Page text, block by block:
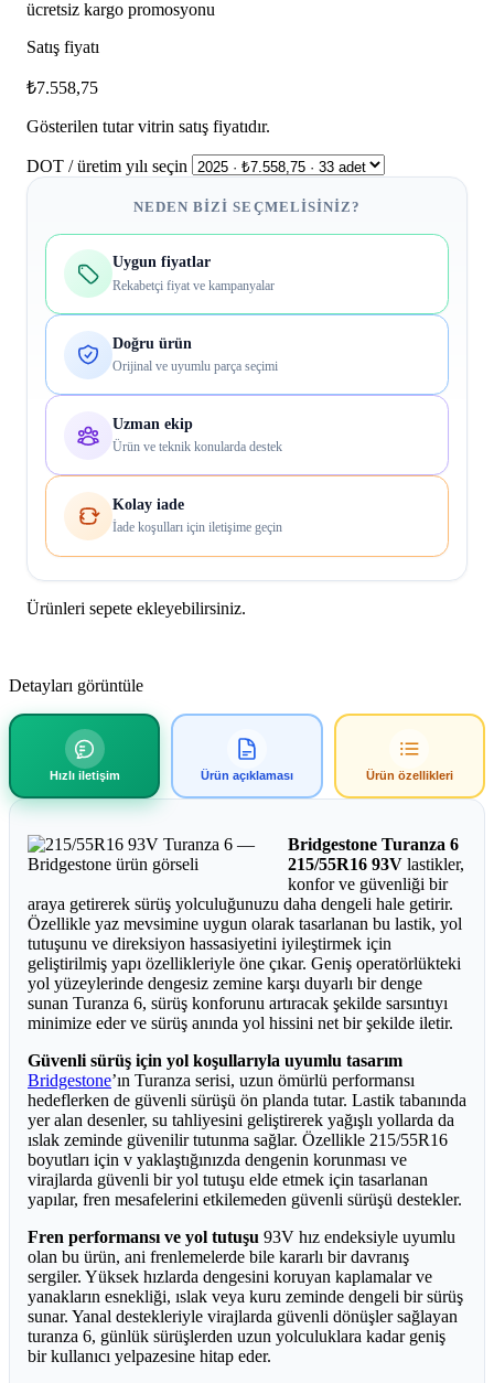
ücretsiz kargo promosyonu
Satış fiyatı
₺7.558,75
Gösterilen tutar vitrin satış fiyatıdır.
DOT / üretim yılı seçin
NEDEN BIZI SEÇMELISINIZ?
Uygun fiyatlar
Rekabetçi fiyat ve kampanyalar
Doğru ürün
Orijinal ve uyumlu parça seçimi
Uzman ekip
Ürün ve teknik konularda destek
Kolay iade
İade koşulları için iletişime geçin
Ürünleri sepete ekleyebilirsiniz.
Detayları görüntüle
Hızlı iletişim Ürün açıklaması Ürün özellikleri
Bridgestone Turanza 6
215/55R16 93V lastikler,
konfor ve güvenliği bir
araya getirerek sürüş yolculuğunuzu daha dengeli hale getirir.
Özellikle yaz mevsimine uygun olarak tasarlanan bu lastik, yol
tutuşunu ve direksiyon hassasiyetini iyileştirmek için
geliştirilmiş yapı özellikleriyle öne çıkar. Geniş operatörlükteki
yol yüzeylerinde dengesiz zemine karşı duyarlı bir denge
sunan Turanza 6, sürüş konforunu artıracak şekilde sarsıntıyı
minimize eder ve sürüş anında yol hissini net bir şekilde iletir.
Güvenli sürüş için yol koşullarıyla uyumlu tasarım
Bridgestone’ın Turanza serisi, uzun ömürlü performansı
hedeflerken de güvenli sürüşü ön planda tutar. Lastik tabanında
yer alan desenler, su tahliyesini geliştirerek yağışlı yollarda da
ıslak zeminde güvenilir tutunma sağlar. Özellikle 215/55R16
boyutları için v yaklaştığınızda dengenin korunması ve
virajlarda güvenli bir yol tutuşu elde etmek için tasarlanan
yapılar, fren mesafelerini etkilemeden güvenli sürüşü destekler.
Fren performansı ve yol tutuşu 93V hız endeksiyle uyumlu
olan bu ürün, ani frenlemelerde bile kararlı bir davranış
sergiler. Yüksek hızlarda dengesini koruyan kaplamalar ve
yanakların esnekliği, ıslak veya kuru zeminde dengeli bir sürüş
sunar. Yanal destekleriyle virajlarda güvenli dönüşler sağlayan
turanza 6, günlük sürüşlerden uzun yolculuklara kadar geniş
bir kullanıcı yelpazesine hitap eder.